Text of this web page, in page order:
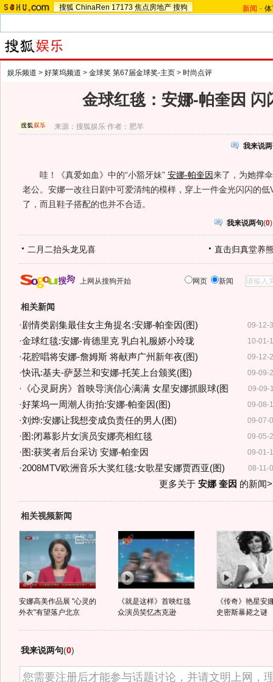
搜狐 ChinaRen 17173 焦点房地产 搜狗 新闻 -
娱乐频道 > 好莱坞频道 > 金球奖 第67届金球奖-主页 > 时尚点评
金球红毯：安娜-帕奎因 闪
来源：搜狐娱乐 作者：肥羊
我来说
哇！《真爱如血》中的“小豁牙妹” 安娜-帕奎因来了，为她撑
老公。安娜一改往日剧中可爱清纯的模样，穿上一件金光闪闪的
了，而且鞋子搭配的也并不合适。
我来说两句(0)
二月二抬头龙见喜 直击归真堂养
上网从搜狗开始 网页 新闻
相关新闻
09-12-
·剧情类剧集最佳女主角提名:安娜-帕奎因(图)
10-01-
·金球红毯:安娜-肯德里克 乳白礼服娇小玲珑
09-12-
·花腔唱将安娜-詹姆斯 将献声广州新年夜(图)
09-09-
·快讯:基夫-萨瑟兰和安娜-托芙上台颁奖(图)
09-09-
· 《心灵厨房》首映导演信心满满 女星安娜抓眼球(图
09-08-
·好莱坞一周潮人街拍:安娜-帕奎因(图)
09-07-
·刘烨:安娜让我想变成负责任的男人(图)
09-05-
· 图:闭幕影片女演员安娜亮相红毯
09-01-
· 图:获奖者后台采访 安娜-帕奎因
08-11-
·2008MTV欧洲音乐大奖红毯:女歌星安娜贾西亚(图)
更多关于 安娜 奎因 的新闻
相关视频新闻
安娜高美作品展 "心灵的
外衣"有望落户北京
《就是这样》首映红毯
众演员笑忆杰克逊
《传奇》艳星安
史密斯暴毙之谜
我来说两句(0)